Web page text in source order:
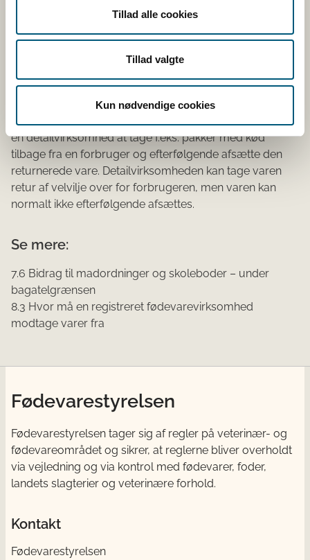
Tillad alle cookies
Tillad valgte
Kun nødvendige cookies
bryllup, konfirmation eller nytårsfest. Forbrugeren
detailvirksomheden. Detailvirksomheden kan
efterfølgende afsætte de returnerede produkter
som normalt, når virksomheden vurderer, at
Det bemærkes, at det normalt ikke vil være i orden for
en detailvirksomhed at tage f.eks. pakker med kød
tilbage fra en forbruger og efterfølgende afsætte den
returnerede vare. Detailvirksomheden kan tage varen
retur af velvilje over for forbrugeren, men varen kan
normalt ikke efterfølgende afsættes.
Se mere:
7.6 Bidrag til madordninger og skoleboder – under
bagatelgrænsen
8.3 Hvor må en registreret fødevarevirksomhed
modtage varer fra
Fødevarestyrelsen
Fødevarestyrelsen tager sig af regler på veterinær- og
fødevareområdet og sikrer, at reglerne bliver overholdt
via vejledning og via kontrol med fødevarer, foder,
landets slagterier og veterinære forhold.
Kontakt
Fødevarestyrelsen